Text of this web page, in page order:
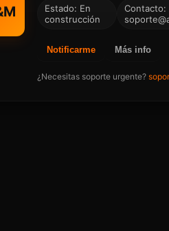
Estado: En
construcción
Contacto:
Notificarme Más info
¿Necesitas soporte urgente?